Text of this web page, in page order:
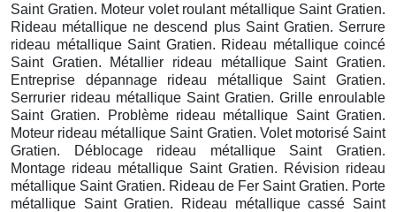
Saint Gratien. Moteur volet roulant métallique Saint Gratien.
Rideau métallique ne descend plus Saint Gratien. Serrure
rideau métallique Saint Gratien. Rideau métallique coincé
Saint Gratien. Métallier rideau métallique Saint Gratien.
Entreprise dépannage rideau métallique Saint Gratien.
Serrurier rideau métallique Saint Gratien. Grille enroulable
Saint Gratien. Problème rideau métallique Saint Gratien.
Moteur rideau métallique Saint Gratien. Volet motorisé Saint
Gratien. Déblocage rideau métallique Saint Gratien.
Montage rideau métallique Saint Gratien. Révision rideau
métallique Saint Gratien. Rideau de Fer Saint Gratien. Porte
métallique Saint Gratien. Rideau métallique cassé Saint